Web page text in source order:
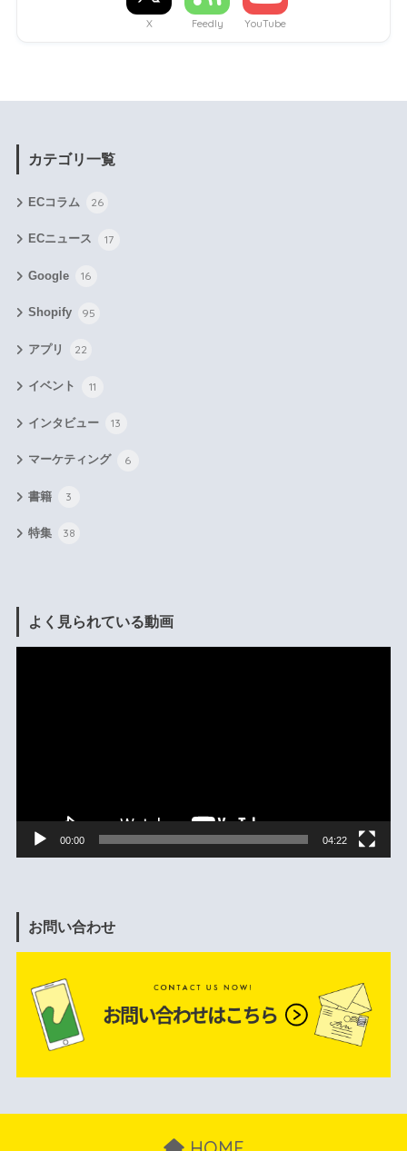
X Feedly YouTube
カテゴリ一覧
ECコラム 26
ECニュース 17
Google 16
Shopify 95
アプリ 22
イベント 11
インタビュー 13
マーケティング 6
書籍 3
特集 38
よく見られている動画
00:00 04:22
お問い合わせ